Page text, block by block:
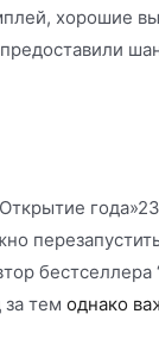
хорошие
за темоднако